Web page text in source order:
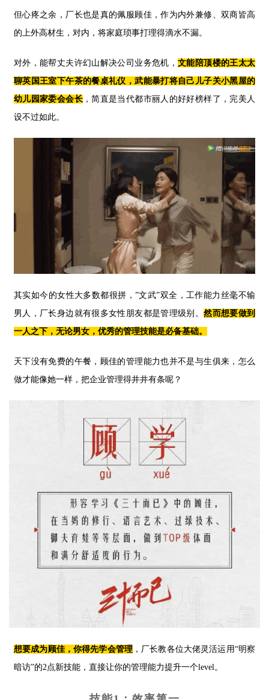
但心疼之余，厂长也是真的佩服顾佳，作为内外兼修、双商皆高
的上外高材生，对内，将家庭琐事打理得滴水不漏。
对外，能帮丈夫许幻山解决公司业务危机，文能陪顶楼的王太太
聊英国王室下午茶的餐桌礼仪，武能暴打将自己儿子关小黑屋的
幼儿园家委会会长，简直是当代都市丽人的好好榜样了，完美人
设不过如此。
其实如今的女性大多数都很拼，”文武”双全，工作能力丝毫不输
男人，厂长身边就有很多女性朋友都是管理级别。然而想要做到
一人之下，无论男女，优秀的管理技能是必备基础。
天下没有免费的午餐，顾佳的管理能力也并不是与生俱来，怎么
做才能像她一样，把企业管理得井井有条呢？
想要成为顾佳，你得先学会管理 ，厂长教各位大佬灵活运用“明察
暗访”的2点新技能，直接让你的管理能力提升一个level。